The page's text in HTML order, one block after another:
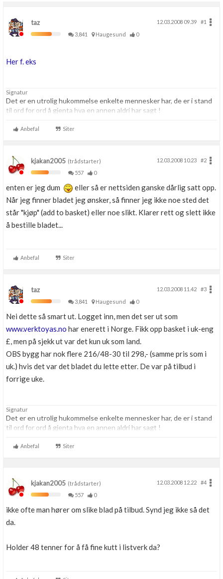
taz 12.03.2008 09.39
#1
3,841
Haugesund 0
Her f. eks
Signatur
Det er en utrolig hukommelse enkelte mennesker har, de er i stand
til ord for ord å gjenta hva en annen aldri har sagt !
Anbefal Siter
kjakan2005 (trådstarter) 12.03.2008 10.23
#2
557
0
enten er jeg dum
eller så er nettsiden ganske dårlig satt opp.
Når jeg finner bladet jeg ønsker, så finner jeg ikke noe sted det
står "kjøp" (add to basket) eller noe slikt. Klarer rett og slett ikke
å bestille bladet...
Anbefal Siter
taz 12.03.2008 11.42
#3
3,841
Haugesund 0
Nei dette så smart ut. Logget inn, men det ser ut som
www.verktoyas.no har enerett i Norge. Fikk opp basket i uk-eng
£, men på sjekk ut var det kun uk som land.
OBS bygg har nok flere 216/48-30 til 298,- (samme pris som i
uk.) hvis det var det bladet du lette etter. De var på tilbud i
forrige uke.
Signatur
Det er en utrolig hukommelse enkelte mennesker har, de er i stand
til ord for ord å gjenta hva en annen aldri har sagt !
Anbefal Siter
kjakan2005 (trådstarter) 12.03.2008 12.22
#4
557
0
ikke ofte man hører om slike blad på tilbud. Synd jeg ikke så det
da.
Holder 48 tenner for å få fine kutt i listverk da?